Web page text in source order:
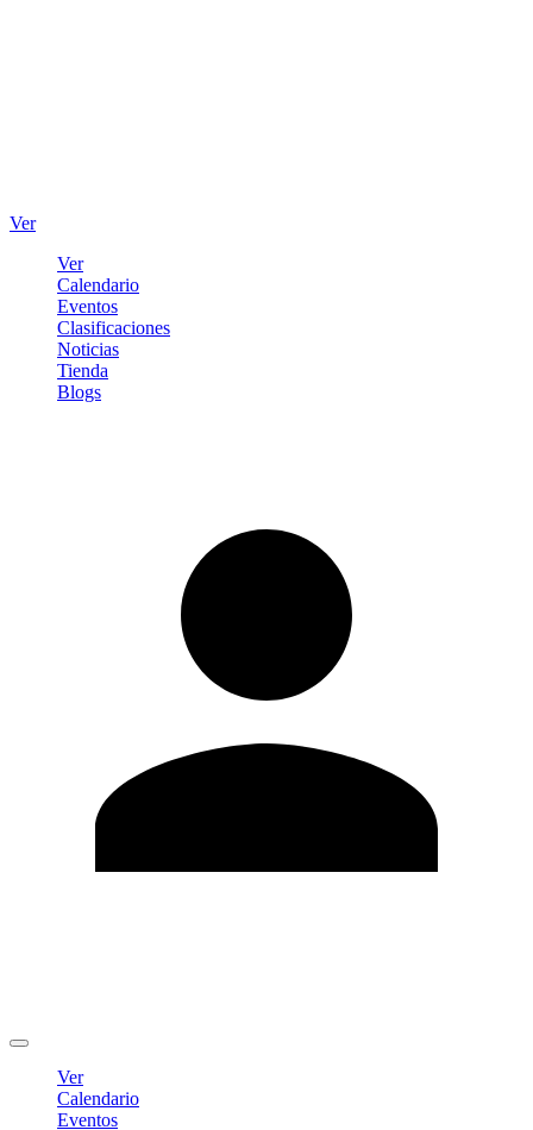
Ver
Ver
Calendario
Eventos
Clasificaciones
Noticias
Tienda
Blogs
Ver
Calendario
Eventos